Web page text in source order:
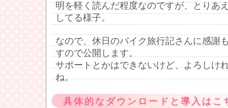
明を軽く読んだ程度なのですが、とりあ
してる様子。
なので、休日のバイク旅行記さんに感謝
すので公開します。
サポートとかはできないけど、よろしけ
ね。
具体的なダウンロードと導入はこ